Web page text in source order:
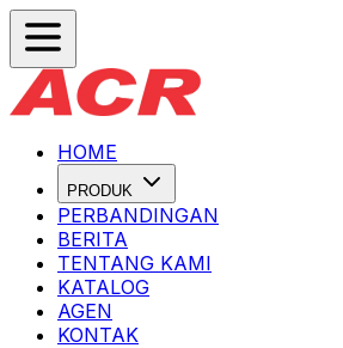
HOME
PRODUK
PERBANDINGAN
BERITA
TENTANG KAMI
KATALOG
AGEN
KONTAK